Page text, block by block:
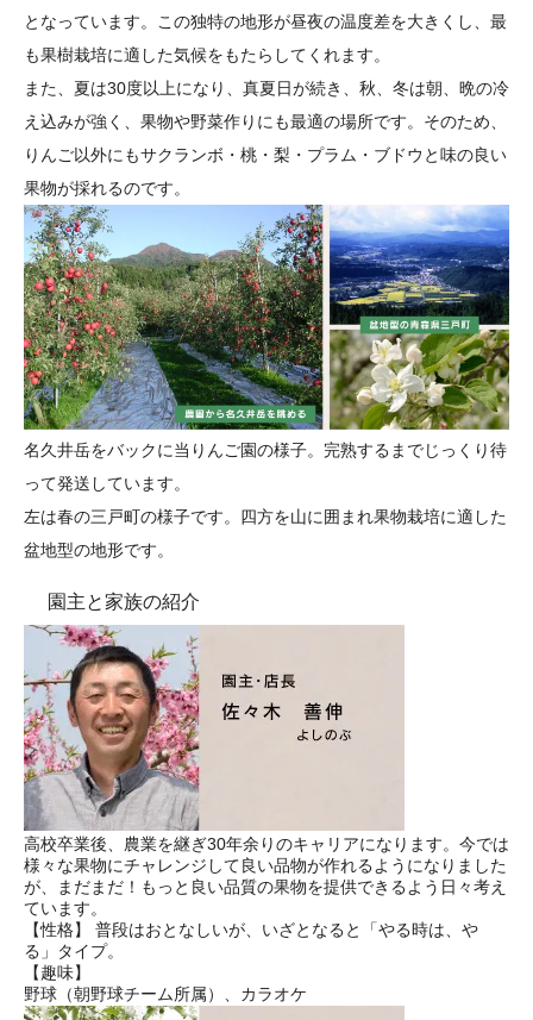
となっています。この独特の地形が昼夜の温度差を大きくし、最
も果樹栽培に適した気候をもたらしてくれます。
また、夏は30度以上になり、真夏日が続き、秋、冬は朝、晩の冷
え込みが強く、果物や野菜作りにも最適の場所です。そのため、
りんご以外にもサクランボ・桃・梨・プラム・ブドウと味の良い
果物が採れるのです。
名久井岳をバックに当りんご園の様子。完熟するまでじっくり待
って発送しています。
左は春の三戸町の様子です。四方を山に囲まれ果物栽培に適した
盆地型の地形です。
園主と家族の紹介
高校卒業後、農業を継ぎ30年余りのキャリアになります。今では
様々な果物にチャレンジして良い品物が作れるようになりました
が、まだまだ！もっと良い品質の果物を提供できるよう日々考え
ています。
【性格】 普段はおとなしいが、いざとなると「やる時は、や
る」タイプ。
【趣味】
野球（朝野球チーム所属）、カラオケ